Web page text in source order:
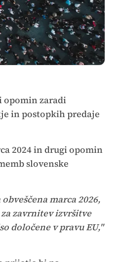
opomin zaradi
in postopkih predaje
2024 in drugi opomin
slovenske
marca 2026,
zavrnitev izvršitve
določene v pravu EU,"